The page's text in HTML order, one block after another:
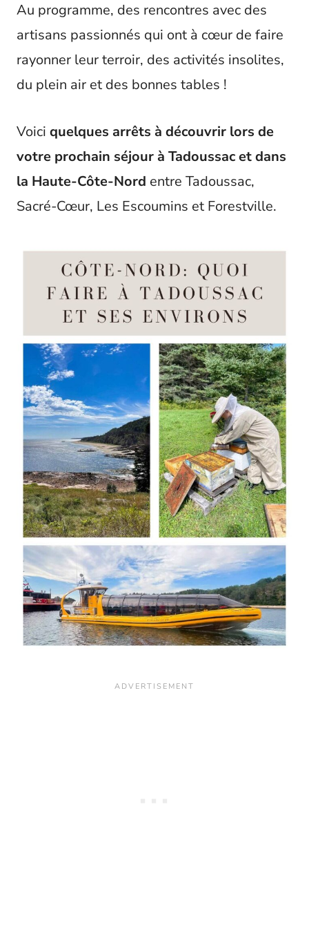
Au programme, des rencontres avec des
artisans passionnés qui ont à cœur de faire
rayonner leur terroir, des activités insolites,
du plein air et des bonnes tables !
Voici quelques arrêts à découvrir lors de
votre prochain séjour à Tadoussac et dans
la Haute-Côte-Nord entre Tadoussac,
Sacré-Cœur, Les Escoumins et Forestville.